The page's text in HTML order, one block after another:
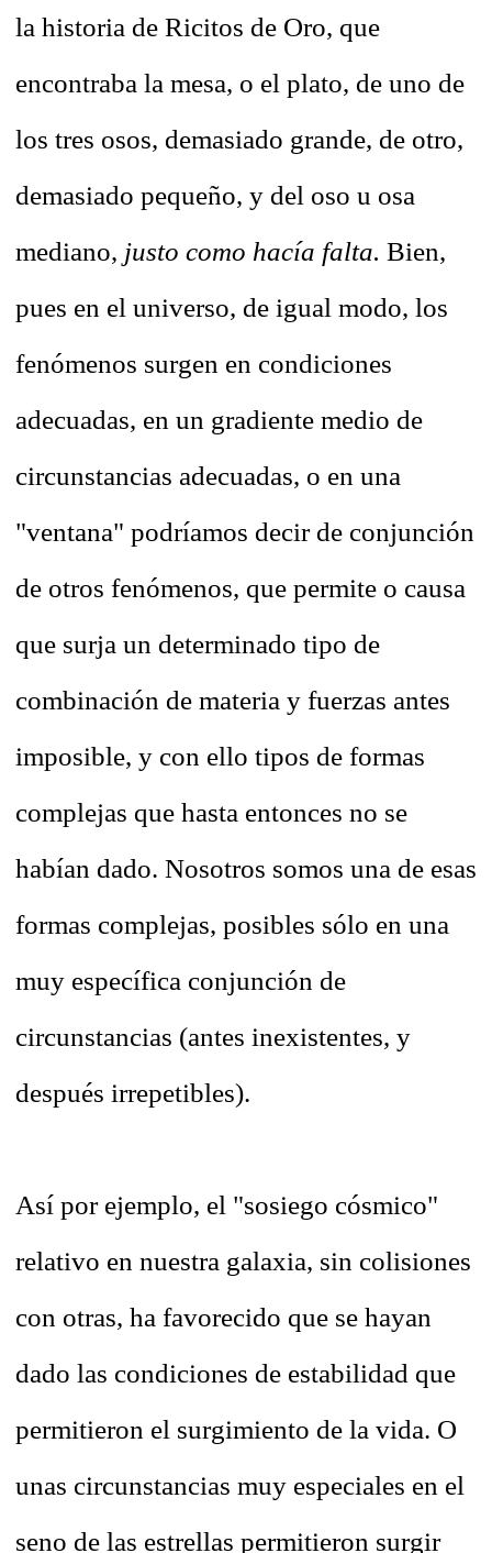
la historia de Ricitos de Oro, que
encontraba la mesa, o el plato, de uno de
los tres osos, demasiado grande, de otro,
demasiado pequeño, y del oso u osa
mediano, justo como hacía falta. Bien,
pues en el universo, de igual modo, los
fenómenos surgen en condiciones
adecuadas, en un gradiente medio de
circunstancias adecuadas, o en una
"ventana" podríamos decir de conjunción
de otros fenómenos, que permite o causa
que surja un determinado tipo de
combinación de materia y fuerzas antes
imposible, y con ello tipos de formas
complejas que hasta entonces no se
habían dado. Nosotros somos una de esas
formas complejas, posibles sólo en una
muy específica conjunción de
circunstancias (antes inexistentes, y
después irrepetibles).
Así por ejemplo, el "sosiego cósmico"
relativo en nuestra galaxia, sin colisiones
con otras, ha favorecido que se hayan
dado las condiciones de estabilidad que
permitieron el surgimiento de la vida. O
unas circunstancias muy especiales en el
seno de las estrellas permitieron surgir